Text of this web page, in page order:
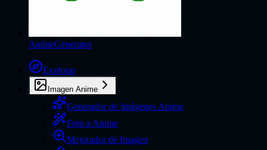
AnimeGenerator
Explorar
Imagen Anime
Generador de Imágenes Anime
Foto a Anime
Mejorador de Imagen